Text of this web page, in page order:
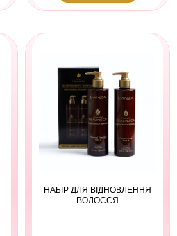
НАБІР ДЛЯ ВІДНОВЛЕННЯ
ВОЛОССЯ